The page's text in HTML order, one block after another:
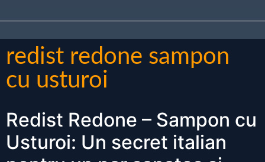
redist redone sampon
cu usturoi
Redist Redone – Sampon cu
Usturoi: Un secret italian